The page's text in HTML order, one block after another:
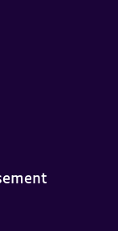
page Facebook